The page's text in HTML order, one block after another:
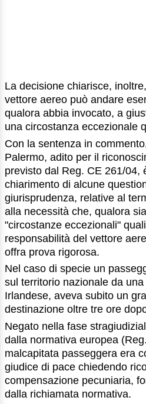
La decisione chiarisce,
vettore aereo può andare
qualora abbia invocato, a
una circostanza eccezionale
Con la sentenza in
Palermo, adito per il
previsto dal Reg. CE 261/04,
chiarimento di alcune
giurisprudenza, relative al
alla necessità che, qualora
"circostanze eccezionali"
responsabilità del vettore
offra prova rigorosa.
Nel caso di specie un
sul territorio nazionale da
Irlandese, aveva subito un
destinazione oltre tre ore
Negato nella fase
dalla normativa europea
malcapitata passeggera era
giudice di pace chiedendo
compensazione pecuniaria,
dalla richiamata normativa.